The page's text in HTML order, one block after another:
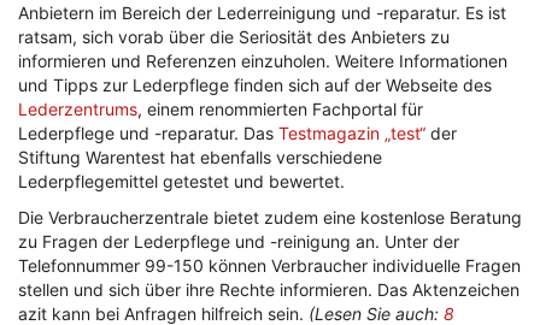
Anbietern im Bereich der Lederreinigung und -reparatur. Es ist
ratsam, sich vorab über die Seriosität des Anbieters zu
informieren und Referenzen einzuholen. Weitere Informationen
und Tipps zur Lederpflege finden sich auf der Webseite des
Lederzentrums, einem renommierten Fachportal für
Lederpflege und -reparatur. Das Testmagazin „test“ der
Stiftung Warentest hat ebenfalls verschiedene
Lederpflegemittel getestet und bewertet.
Die Verbraucherzentrale bietet zudem eine kostenlose Beratung
zu Fragen der Lederpflege und -reinigung an. Unter der
Telefonnummer 99-150 können Verbraucher individuelle Fragen
stellen und sich über ihre Rechte informieren. Das Aktenzeichen
azit kann bei Anfragen hilfreich sein. (Lesen Sie auch: 8